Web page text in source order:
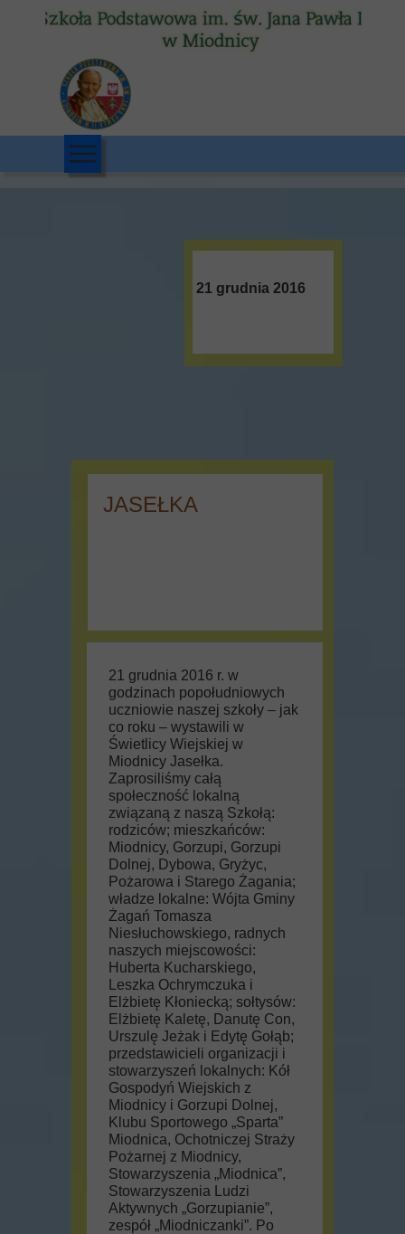
21 grudnia 2016
21 grudnia 2016 r. w
godzinach popołudniowych
uczniowie naszej szkoły – jak
co roku – wystawili w
Świetlicy Wiejskiej w
Miodnicy Jasełka.
Zaprosiliśmy całą
społeczność lokalną
związaną z naszą Szkołą:
rodziców; mieszkańców:
Miodnicy, Gorzupi, Gorzupi
Dolnej, Dybowa, Gryżyc,
Pożarowa i Starego Żagania;
władze lokalne: Wójta Gminy
Żagań Tomasza
Niesłuchowskiego, radnych
naszych miejscowości:
Huberta Kucharskiego,
Leszka Ochrymczuka i
Elżbietę Kłoniecką; sołtysów:
Elżbietę Kaletę, Danutę Con,
Urszulę Jeżak i Edytę Gołąb;
przedstawicieli organizacji i
stowarzyszeń lokalnych: Kół
Gospodyń Wiejskich z
Miodnicy i Gorzupi Dolnej,
Klubu Sportowego „Sparta”
Miodnica, Ochotniczej Straży
Pożarnej z Miodnicy,
Stowarzyszenia „Miodnica”,
Stowarzyszenia Ludzi
Aktywnych „Gorzupianie”,
zespół „Miodniczanki”. Po
JASEŁKA